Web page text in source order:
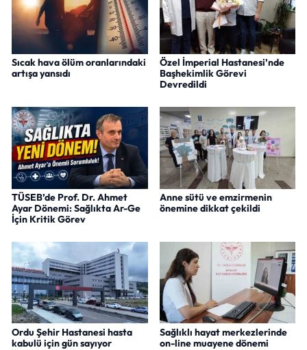
Sıcak hava ölüm oranlarındaki
artışa yansıdı
Özel İmperial Hastanesi’nde
Başhekimlik Görevi
Devredildi
TÜSEB’de Prof. Dr. Ahmet
Ayar Dönemi: Sağlıkta Ar-Ge
İçin Kritik Görev
Anne sütü ve emzirmenin
önemine dikkat çekildi
Ordu Şehir Hastanesi hasta
kabulü için gün sayıyor
Sağlıklı hayat merkezlerinde
on-line muayene dönemi